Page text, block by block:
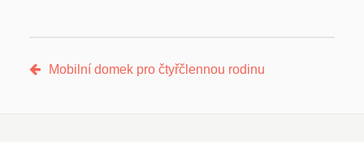
Mobilní domek pro čtyřčlennou rodinu